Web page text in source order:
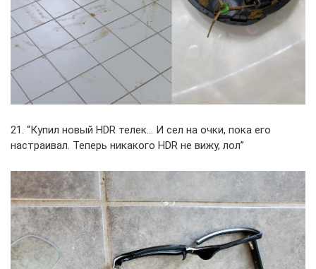
21. “Купил новый HDR телек… И сел на очки, пока его
настраивал. Теперь никакого HDR не вижу, лол”